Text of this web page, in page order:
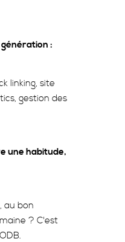
:
linking, site
gestion des
une habitude,
au bon
? C'est